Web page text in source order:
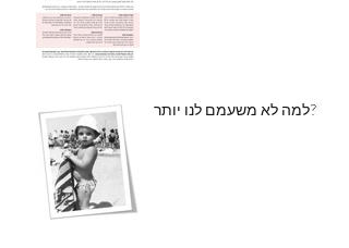
למה לא משעמם לנו יותר?